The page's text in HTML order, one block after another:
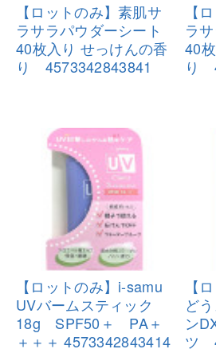
【ロットのみ】素肌サ
ラサラパウダーシート
40枚入り せっけんの香
り 4573342843841
【
ラ
40
り
【ロットのみ】i-samu
UVバームスティック
18g SPF50＋ PA＋
＋＋＋ 4573342843414
【
ど
ン
ツ